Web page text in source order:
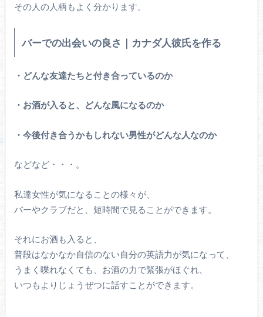
その人の人柄もよく分かります。
バーでの出会いの良さ｜カナダ人彼氏を作る
・どんな友達たちと付き合っているのか
・お酒が入ると、どんな風になるのか
・今後付き合うかもしれない男性がどんな人なのか
などなど・・・。
私達女性が気になることの様々が、
バーやクラブだと、短時間で見ることができます。
それにお酒も入ると、
普段はなかなか自信のない自分の英語力が気になって、
うまく喋れなくても、お酒の力で緊張がほぐれ、
いつもよりじょうぜつに話すことができます。